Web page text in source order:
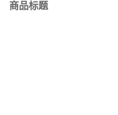
商品标题